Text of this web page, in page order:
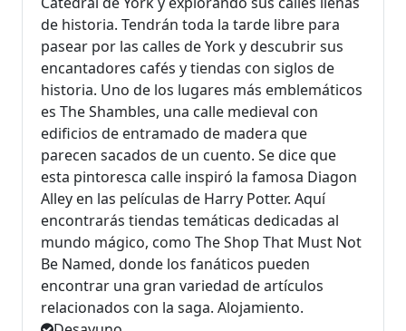
de historia. Tendrán toda la tarde libre para
pasear por las calles de York y descubrir sus
encantadores cafés y tiendas con siglos de
historia. Uno de los lugares más emblemáticos
es The Shambles, una calle medieval con
edificios de entramado de madera que
parecen sacados de un cuento. Se dice que
esta pintoresca calle inspiró la famosa Diagon
Alley en las películas de Harry Potter. Aquí
encontrarás tiendas temáticas dedicadas al
mundo mágico, como The Shop That Must Not
Be Named, donde los fanáticos pueden
encontrar una gran variedad de artículos
relacionados con la saga. Alojamiento.